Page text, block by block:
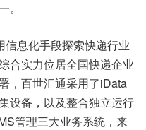
信息化手段探索快递行业
合实力位居全国快递企业
，百世汇通采用了iData
设备，以及整合独立运行
管理三大业务系统，来